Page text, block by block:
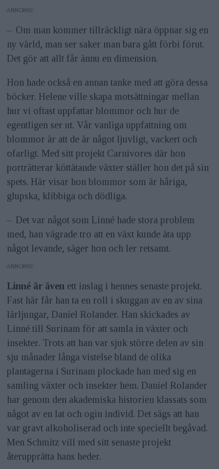
ANNONS
– Om man kommer tillräckligt nära öppnar sig en
ny värld, man ser saker man bara gått förbi förut.
Det gör att allt får ännu en dimension.
Hon hade också en annan tanke med att göra dessa
böcker. Helene ville skapa motsättningar mellan
hur vi oftast uppfattar blommor och hur de
egentligen ser ut. Vår vanliga uppfattning om
blommor är att de är något ljuvligt, vackert och
ofarligt. Med sitt projekt Carnivores där hon
porträtterar köttätande växter ställer hon det på sin
spets. Här visar hon blommor som är håriga,
glupska, klibbiga och dödliga.
– Det var något som Linné hade stora problem
med, han vägrade tro att en växt kunde äta upp
något levande, säger hon och ler retsamt.
ANNONS
Linné är även ett inslag i hennes senaste projekt.
Fast här får han ta en roll i skuggan av en av sina
lärljungar, Daniel Rolander. Han skickades av
Linné till Surinam för att samla in växter och
insekter. Trots att han var sjuk större delen av sin
sju månader långa vistelse bland de olika
plantagerna i Surinam plockade han med sig en
samling växter och insekter hem. Daniel Rolander
har genom den akademiska historien klassats som
något av en lat och ogin individ. Det sägs att han
var gravt alkoholiserad och inte speciellt begåvad.
Men Schmitz vill med sitt senaste projekt
återupprätta hans heder.